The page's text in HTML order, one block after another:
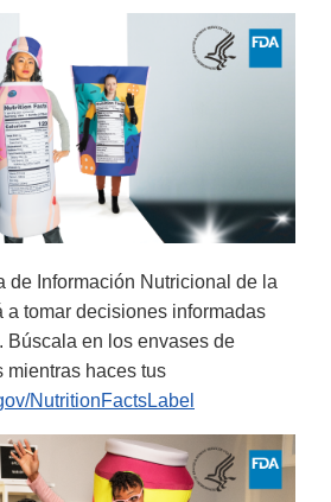
de Información Nutricional de la
a tomar decisiones informadas
Búscala en los envases de
mientras haces tus
NutritionFactsLabel